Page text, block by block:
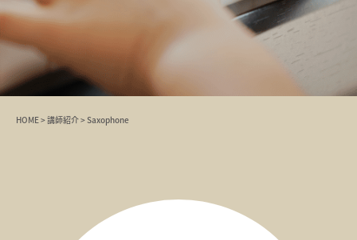
News
HOME>講師紹介>Saxophone